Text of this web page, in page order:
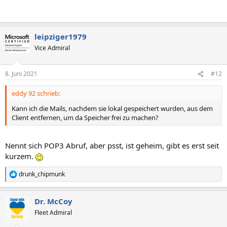
leipziger1979
Vice Admiral
8. Juni 2021 #12
eddy 92 schrieb:
Kann ich die Mails, nachdem sie lokal gespeichert wurden, aus dem
Client entfernen, um da Speicher frei zu machen?
Nennt sich POP3 Abruf, aber psst, ist geheim, gibt es erst seit
kurzem.
R
e
k
t
drunk_chipmunk
Dr. McCoy
Fleet Admiral